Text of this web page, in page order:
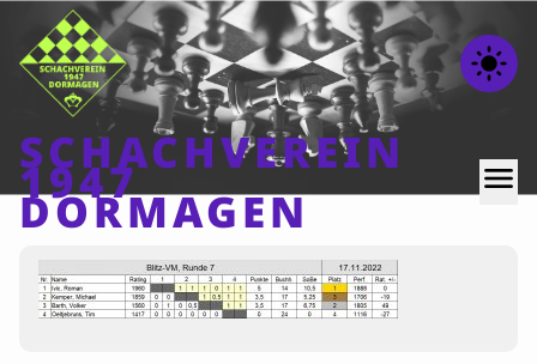
light_mode
SCHACHVEREIN
1947
DORMAGEN
menu
Home
Beiträge